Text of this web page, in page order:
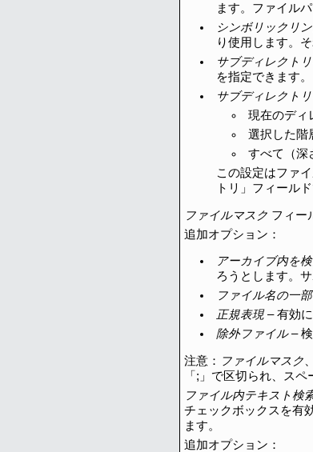
ます。ファイル
シンボリックリ
り使用します。
サブディレクト
を指定できます。
サブディレクト
現在のディ
選択した階
すべて（深
この設定はファ
トリ」フィール
ファイルマスク フィー
追加オプション：
アーカイブ内を
ろうとします。
ファイル名の一
正規表現– 有効に
除外ファイル– 検
注意： ファイルマスク
「;」で区切られ、ス
ファイル内テキスト検
チェックボックスを有
ます。
追加オプション：